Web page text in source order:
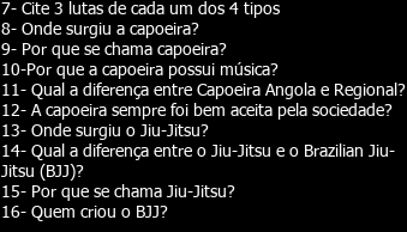
7- Cite 3 lutas de cada um dos 4 tipos
8- Onde surgiu a capoeira?
9- Por que se chama capoeira?
10-Por que a capoeira possui música?
11- Qual a diferença entre Capoeira Angola e Regional?
12- A capoeira sempre foi bem aceita pela sociedade?
13- Onde surgiu o Jiu-Jitsu?
14- Qual a diferença entre o Jiu-Jitsu e o Brazilian Jiu-
Jitsu (BJJ)?
15- Por que se chama Jiu-Jitsu?
16- Quem criou o BJJ?